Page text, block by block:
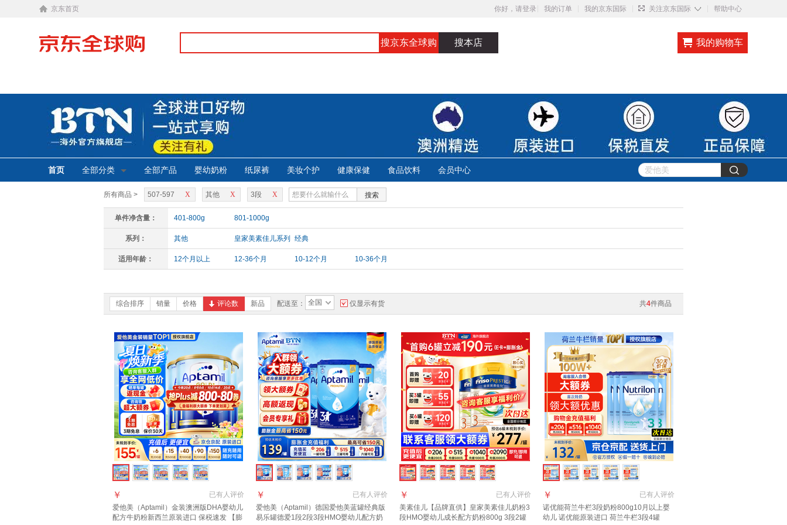
京东首页 你好，请登录 我的订单 我的京东国际 关注京东国际 ◇ 帮助中心
搜京东全球购 搜本店 我的购物车
首页 全部分类 全部产品 婴幼奶粉 纸尿裤 美妆个护 健康保健 食品饮料 会员中心
所有商品 > X
507-597 X
其他 X
3段 搜索
单件净含量： 401-800g 801-1000g
系列： 其他 皇家美素佳儿系列 经典
适用年龄： 12个月以上 12-36个月 10-12个月 10-36个月
共4件商品
综合排序 销量 价格 评论数 新品 配送至： 全国 仅显示有货
已有人评价
￥
爱他美（Aptamil）金装澳洲版DHA婴幼儿
配方牛奶粉新西兰原装进口 保税速发 【膨
已有人评价
￥
爱他美（Aptamil）德国爱他美蓝罐经典版
易乐罐德爱1段2段3段HMO婴幼儿配方奶
已有人评价
￥
美素佳儿【品牌直供】皇家美素佳儿奶粉3
段HMO婴幼儿成长配方奶粉800g 3段2罐
已有人评价
￥
诺优能荷兰牛栏3段奶粉800g10月以上婴
幼儿 诺优能原装进口 荷兰牛栏3段4罐